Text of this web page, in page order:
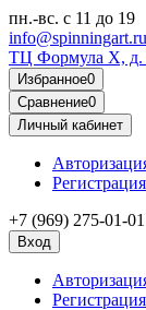
пн.-вс. с 11 до 19
info@spinningart.ru
ТЦ Формула X, д.
Избранное0
Сравнение0
Личный кабинет
Регистрация
+7 (969) 275-01-01
Вход
Регистрация